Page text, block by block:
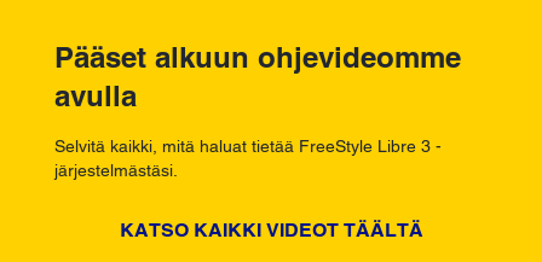
Pääset alkuun ohjevideomme
avulla
Selvitä kaikki, mitä haluat tietää FreeStyle Libre 3 -
järjestelmästäsi.
KATSO KAIKKI VIDEOT TÄÄLTÄ
Video